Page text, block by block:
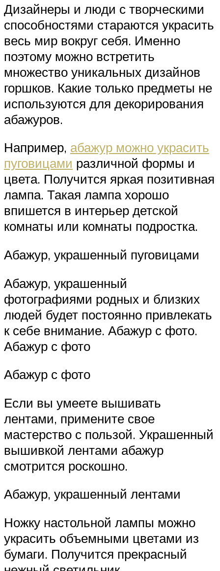
Дизайнеры и люди с творческими
способностями стараются украсить
весь мир вокруг себя. Именно
поэтому можно встретить
множество уникальных дизайнов
горшков. Какие только предметы не
используются для декорирования
абажуров.
Например, абажур можно украсить
пуговицами различной формы и
цвета. Получится яркая позитивная
лампа. Такая лампа хорошо
впишется в интерьер детской
комнаты или комнаты подростка.
Абажур, украшенный пуговицами
Абажур, украшенный
фотографиями родных и близких
людей будет постоянно привлекать
к себе внимание. Абажур с фото.
Абажур с фото
Абажур с фото
Если вы умеете вышивать
лентами, примените свое
мастерство с пользой. Украшенный
вышивкой лентами абажур
смотрится роскошно.
Абажур, украшенный лентами
Ножку настольной лампы можно
украсить объемными цветами из
бумаги. Получится прекрасный